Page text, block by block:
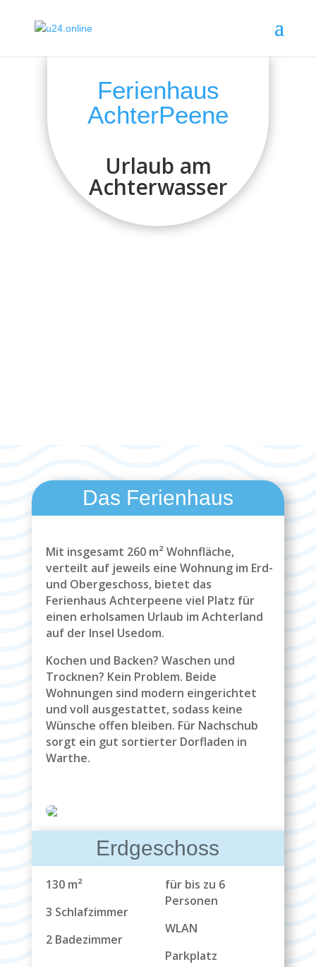
Ferienhaus
AchterPeene
Urlaub am
Achterwasser
Das Ferienhaus
Mit insgesamt 260 m² Wohnfläche,
verteilt auf jeweils eine Wohnung im Erd-
und Obergeschoss, bietet das
Ferienhaus Achterpeene viel Platz für
einen erholsamen Urlaub im Achterland
auf der Insel Usedom.
Kochen und Backen? Waschen und
Trocknen? Kein Problem. Beide
Wohnungen sind modern eingerichtet
und voll ausgestattet, sodass keine
Wünsche offen bleiben. Für Nachschub
sorgt ein gut sortierter Dorfladen in
Warthe.
Erdgeschoss
130 m²
3 Schlafzimmer
2 Badezimmer
für bis zu 6
Personen
WLAN
Parkplatz